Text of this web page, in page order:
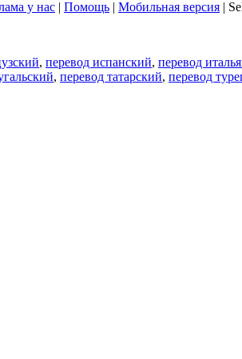
у нас | Помощь | Мобильная версия |
, перевод испанский, перевод
, перевод татарский, перевод